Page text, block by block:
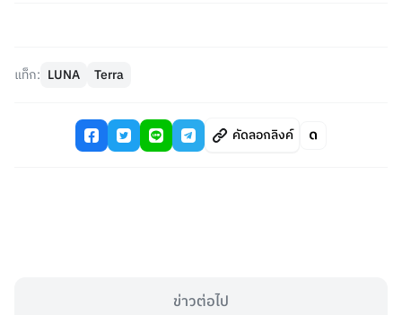
แท็ก: LUNA Terra
คัดลอกลิงค์
ข่าวต่อไป